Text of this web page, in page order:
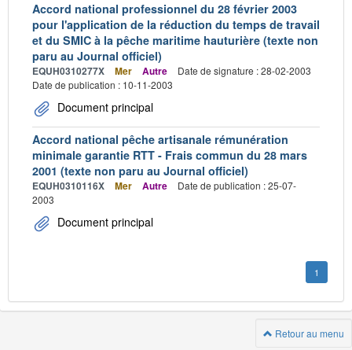
Accord national professionnel du 28 février 2003
pour l'application de la réduction du temps de travail
et du SMIC à la pêche maritime hauturière (texte non
paru au Journal officiel)
EQUH0310277X Mer Autre
Date de signature : 28-02-2003
Date de publication : 10-11-2003
Document principal
Accord national pêche artisanale rémunération
minimale garantie RTT - Frais commun du 28 mars
2001 (texte non paru au Journal officiel)
EQUH0310116X Mer Autre
Date de publication : 25-07-
2003
Document principal
1
Retour au menu